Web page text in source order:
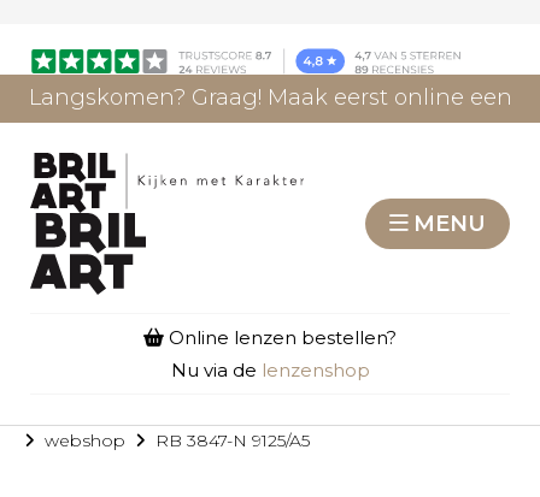
Langskomen? Graag! Maak eerst online een
MENU
Online lenzen bestellen?
Nu via de lenzenshop
webshop RB 3847-N 9125/A5